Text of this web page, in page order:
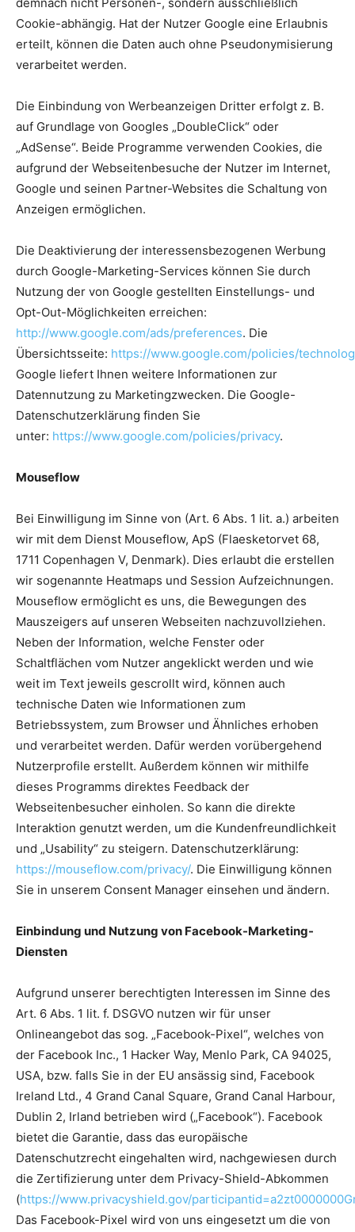
Cookie-abhängig. Hat der Nutzer Google eine Erlaubnis
erteilt, können die Daten auch ohne Pseudonymisierung
verarbeitet werden.
Die Einbindung von Werbeanzeigen Dritter erfolgt z. B.
auf Grundlage von Googles „DoubleClick“ oder
„AdSense“. Beide Programme verwenden Cookies, die
aufgrund der Webseitenbesuche der Nutzer im Internet,
Google und seinen Partner-Websites die Schaltung von
Anzeigen ermöglichen.
Die Deaktivierung der interessensbezogenen Werbung
durch Google-Marketing-Services können Sie durch
Nutzung der von Google gestellten Einstellungs- und
Opt-Out-Möglichkeiten erreichen:
http://www.google.com/ads/preferences. Die
Übersichtsseite: https://www.google.com/policies/
Google liefert Ihnen weitere Informationen zur
Datennutzung zu Marketingzwecken. Die Google-
Datenschutzerklärung finden Sie
unter: https://www.google.com/policies/privacy.
Mouseflow
Bei Einwilligung im Sinne von (Art. 6 Abs. 1 lit. a.) arbeiten
wir mit dem Dienst Mouseflow, ApS (Flaesketorvet 68,
1711 Copenhagen V, Denmark). Dies erlaubt die erstellen
wir sogenannte Heatmaps und Session Aufzeichnungen.
Mouseflow ermöglicht es uns, die Bewegungen des
Mauszeigers auf unseren Webseiten nachzuvollziehen.
Neben der Information, welche Fenster oder
Schaltflächen vom Nutzer angeklickt werden und wie
weit im Text jeweils gescrollt wird, können auch
technische Daten wie Informationen zum
Betriebssystem, zum Browser und Ähnliches erhoben
und verarbeitet werden. Dafür werden vorübergehend
Nutzerprofile erstellt. Außerdem können wir mithilfe
dieses Programms direktes Feedback der
Webseitenbesucher einholen. So kann die direkte
Interaktion genutzt werden, um die Kundenfreundlichkeit
und „Usability“ zu steigern. Datenschutzerklärung:
https://mouseflow.com/privacy/. Die Einwilligung können
Sie in unserem Consent Manager einsehen und ändern.
Einbindung und Nutzung von Facebook-Marketing-
Diensten
Aufgrund unserer berechtigten Interessen im Sinne des
Art. 6 Abs. 1 lit. f. DSGVO nutzen wir für unser
Onlineangebot das sog. „Facebook-Pixel“, welches von
der Facebook Inc., 1 Hacker Way, Menlo Park, CA 94025,
USA, bzw. falls Sie in der EU ansässig sind, Facebook
Ireland Ltd., 4 Grand Canal Square, Grand Canal Harbour,
Dublin 2, Irland betrieben wird („Facebook“). Facebook
bietet die Garantie, dass das europäische
Datenschutzrecht eingehalten wird, nachgewiesen durch
die Zertifizierung unter dem Privacy-Shield-Abkommen
(https://www.privacyshield.gov/
Das Facebook-Pixel wird von uns eingesetzt um die von